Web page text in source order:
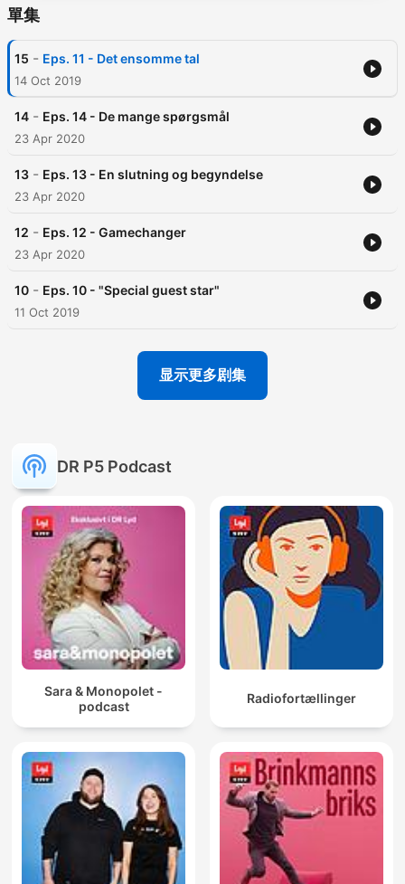
oplæsning af tekster: Signe Mansdotter. Redaktør: Jesper
Hyhne. Redaktion: Maria Neergaard Lorentsen. Første sæson
af Det Perfekte Offer blev sendt i oktober 2017 og
kulegravede en sag om en nattevagt, der begik seksuelle
overgreb på indlagte patienter på psykiatriske hospitaler. Har
du en historie, vi bør undersøge nærmere? Kontakt os via
dr.dk/tipos eller skriv til drundersoeger@proton.me
單集
15 - Eps. 11 - Det ensomme tal
14 Oct 2019
14 - Eps. 14 - De mange spørgsmål
23 Apr 2020
13 - Eps. 13 - En slutning og begyndelse
23 Apr 2020
12 - Eps. 12 - Gamechanger
23 Apr 2020
10 - Eps. 10 - "Special guest star"
11 Oct 2019
显示更多剧集
DR P5 Podcast
Sara & Monopolet -
podcast
Radiofortællinger